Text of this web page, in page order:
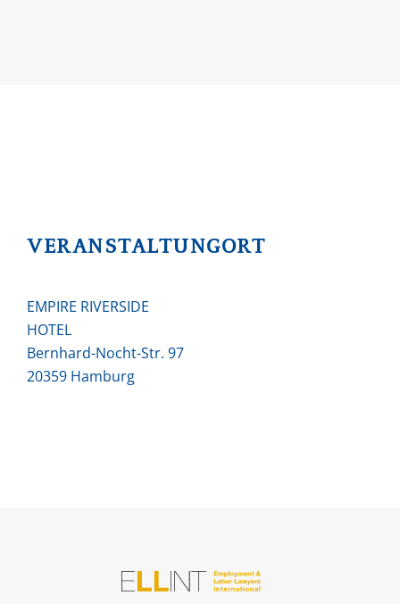
VERANSTALTUNGORT
EMPIRE RIVERSIDE
HOTEL
Bernhard-Nocht-Str. 97
20359 Hamburg